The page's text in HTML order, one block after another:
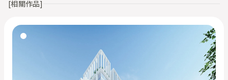
[相關作品]